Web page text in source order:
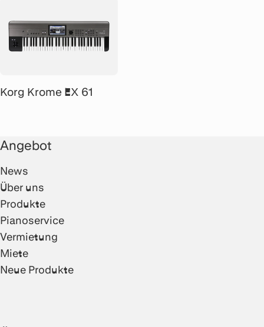
Korg Krome EX 61
Angebot
News
Über uns
Produkte
Pianoservice
Vermietung
Miete
Neue Produkte